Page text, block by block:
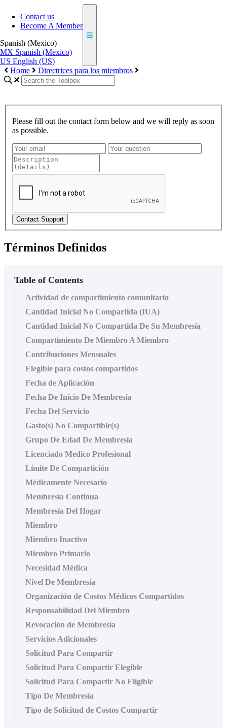
Contact us
Become A Member
Spanish (Mexico)
MX Spanish (Mexico)
US English (US)
Home
Directrices para los miembros
Please fill out the contact form below and we will reply as soon
as possible.
Términos Definidos
Table of Contents
Actividad de compartimiento comunitario
Cantidad Inicial No Compartida (IUA)
Cantidad Inicial No Compartida De Su Membresía
Compartimiento De Miembro A Miembro
Contribuciones Mensuales
Elegible para costos compartidos
Fecha de Aplicación
Fecha De Inicio De Membresía
Fecha Del Servicio
Gasto(s) No Compartible(s)
Grupo De Edad De Membresía
Licenciado Medico Profesional
Límite De Compartición
Médicamente Necesario
Membresía Continua
Membresía Del Hogar
Miembro
Miembro Inactivo
Miembro Primario
Necesidad Médica
Nivel De Membresía
Organización de Costos Médicos Compartidos
Responsabilidad Del Miembro
Revocación de Membresía
Servicios Adicionales
Solicitud Para Compartir
Solicitud Para Compartir Elegible
Solicitud Para Compartir No Eligible
Tipo De Membresía
Tipo de Solicitud de Costos Compartir